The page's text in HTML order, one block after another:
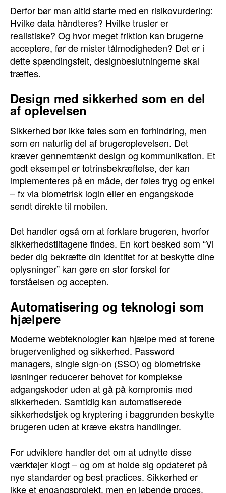
Derfor bør man altid starte med en risikovurdering:
Hvilke data håndteres? Hvilke trusler er
realistiske? Og hvor meget friktion kan brugerne
acceptere, før de mister tålmodigheden? Det er i
dette spændingsfelt, designbeslutningerne skal
træffes.
Design med sikkerhed som en del
af oplevelsen
Sikkerhed bør ikke føles som en forhindring, men
som en naturlig del af brugeroplevelsen. Det
kræver gennemtænkt design og kommunikation. Et
godt eksempel er totrinsbekræftelse, der kan
implementeres på en måde, der føles tryg og enkel
– fx via biometrisk login eller en engangskode
sendt direkte til mobilen.
Det handler også om at forklare brugeren, hvorfor
sikkerhedstiltagene findes. En kort besked som “Vi
beder dig bekræfte din identitet for at beskytte dine
oplysninger” kan gøre en stor forskel for
forståelsen og accepten.
Automatisering og teknologi som
hjælpere
Moderne webteknologier kan hjælpe med at forene
brugervenlighed og sikkerhed. Password
managers, single sign-on (SSO) og biometriske
løsninger reducerer behovet for komplekse
adgangskoder uden at gå på kompromis med
sikkerheden. Samtidig kan automatiserede
sikkerhedstjek og kryptering i baggrunden beskytte
brugeren uden at kræve ekstra handlinger.
For udviklere handler det om at udnytte disse
værktøjer klogt – og om at holde sig opdateret på
nye standarder og best practices. Sikkerhed er
ikke et engangsprojekt, men en løbende proces.